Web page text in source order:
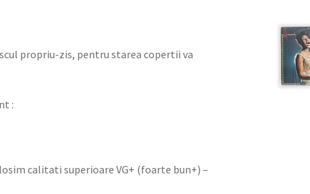
propriu-zis, pentru starea copertii va
:
calitati superioare VG+ (foarte bun+) –